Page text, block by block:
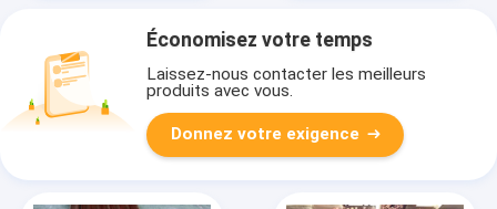
Économisez votre temps
Laissez-nous contacter les meilleurs
produits avec vous.
Donnez votre exigence